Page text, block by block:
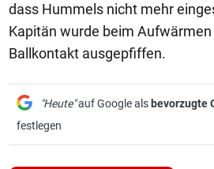
dass Hummels nicht mehr
Kapitän wurde beim
Ballkontakt ausgepfiffen.
"Heute"auf Google als bevorzugte
festlegen